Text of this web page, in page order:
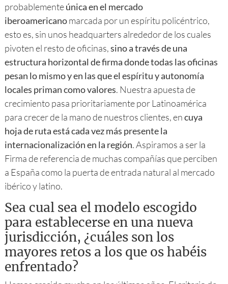
probablementeúnica en el mercado
iberoamericanomarcada por un espíritu policéntrico,
esto es, sin unos headquarters alrededor de los cuales
pivoten el resto de oficinas,sino a través de una
estructura horizontal de firma donde todas las oficinas
pesan lo mismo y en las que el espíritu y autonomía
locales priman como valores. Nuestra apuesta de
crecimiento pasa prioritariamente por Latinoamérica
para crecer de la mano de nuestros clientes, encuya
hoja de ruta está cada vez más presente la
internacionalización en la región. Aspiramos a ser la
Firma de referencia de muchas compañías que perciben
a España como la puerta de entrada natural al mercado
ibérico y latino.
Sea cual sea el modelo escogido
para establecerse en una nueva
jurisdicción, ¿cuáles son los
mayores retos a los que os habéis
enfrentado?